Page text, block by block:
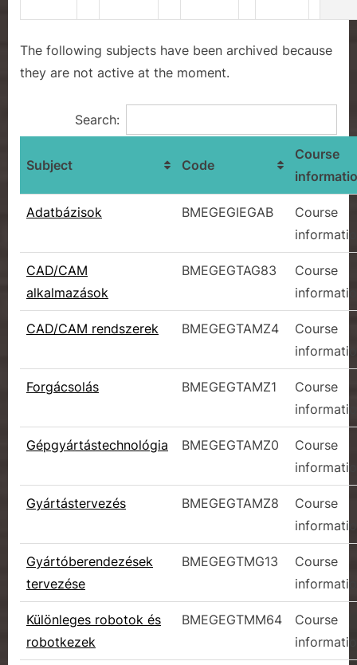
e
The following subjects have been archived because
they are not active at the moment.
Search:
Subject Code
Course
Adatbázisok BMEGEGIEGAB
Course
CAD/CAM
alkalmazások
BMEGEGTAG83
Course
CAD/CAM rendszerek BMEGEGTAMZ4
Course
Forgácsolás BMEGEGTAMZ1
Course
Gépgyártástechnológia BMEGEGTAMZ0
Course
Gyártástervezés BMEGEGTAMZ8
Course
Gyártóberendezések
tervezése
BMEGEGTMG13
Course
Különleges robotok és
robotkezek
BMEGEGTMM64
Course